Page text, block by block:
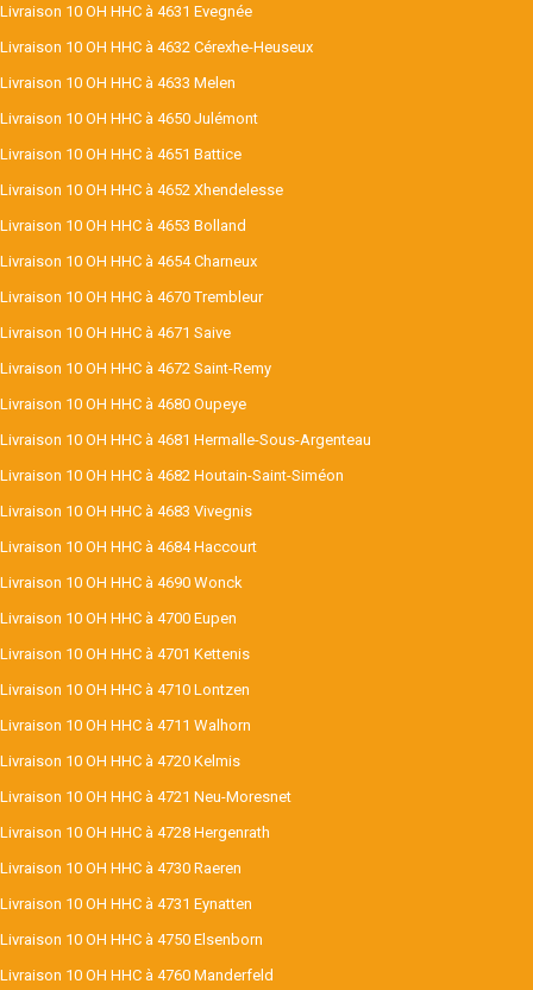
Livraison 10 OH HHC à 4631 Evegnée
Livraison 10 OH HHC à 4632 Cérexhe-Heuseux
Livraison 10 OH HHC à 4633 Melen
Livraison 10 OH HHC à 4650 Julémont
Livraison 10 OH HHC à 4651 Battice
Livraison 10 OH HHC à 4652 Xhendelesse
Livraison 10 OH HHC à 4653 Bolland
Livraison 10 OH HHC à 4654 Charneux
Livraison 10 OH HHC à 4670 Trembleur
Livraison 10 OH HHC à 4671 Saive
Livraison 10 OH HHC à 4672 Saint-Remy
Livraison 10 OH HHC à 4680 Oupeye
Livraison 10 OH HHC à 4681 Hermalle-Sous-Argenteau
Livraison 10 OH HHC à 4682 Houtain-Saint-Siméon
Livraison 10 OH HHC à 4683 Vivegnis
Livraison 10 OH HHC à 4684 Haccourt
Livraison 10 OH HHC à 4690 Wonck
Livraison 10 OH HHC à 4700 Eupen
Livraison 10 OH HHC à 4701 Kettenis
Livraison 10 OH HHC à 4710 Lontzen
Livraison 10 OH HHC à 4711 Walhorn
Livraison 10 OH HHC à 4720 Kelmis
Livraison 10 OH HHC à 4721 Neu-Moresnet
Livraison 10 OH HHC à 4728 Hergenrath
Livraison 10 OH HHC à 4730 Raeren
Livraison 10 OH HHC à 4731 Eynatten
Livraison 10 OH HHC à 4750 Elsenborn
Livraison 10 OH HHC à 4760 Manderfeld